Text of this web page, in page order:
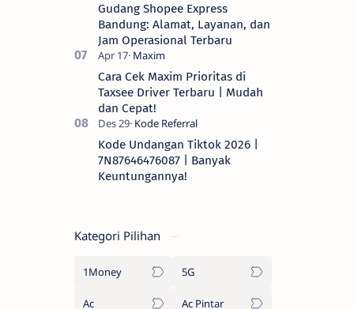
Gudang Shopee Express
Bandung: Alamat, Layanan, dan
Jam Operasional Terbaru
Cara Cek Maxim Prioritas di
Taxsee Driver Terbaru | Mudah
dan Cepat!
Kode Undangan Tiktok 2026 |
7N87646476087 | Banyak
Keuntungannya!
Kategori Pilihan
1Money 5G
Ac Ac Pintar